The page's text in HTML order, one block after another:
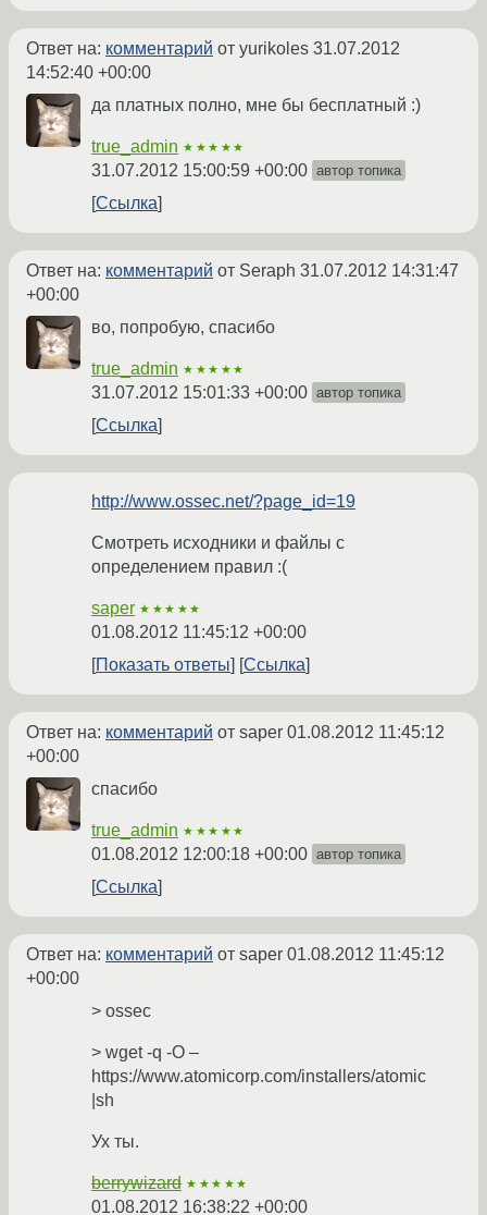
Ответ на: комментарий от yurikoles 31.07.2012
14:52:40 +00:00
да платных полно, мне бы бесплатный :)
true_admin ★★★★★
31.07.2012 15:00:59 +00:00 автор топика
Ссылка
Ответ на: комментарий от Seraph 31.07.2012 14:31:47
+00:00
во, попробую, спасибо
true_admin ★★★★★
31.07.2012 15:01:33 +00:00 автор топика
Ссылка
http://www.ossec.net/?page_id=19
Смотреть исходники и файлы с
определением правил :(
saper ★★★★★
01.08.2012 11:45:12 +00:00
Показать ответы
Ссылка
Ответ на: комментарий от saper 01.08.2012 11:45:12
+00:00
спасибо
true_admin ★★★★★
01.08.2012 12:00:18 +00:00 автор топика
Ссылка
Ответ на: комментарий от saper 01.08.2012 11:45:12
+00:00
> ossec
> wget -q -O –
https://www.atomicorp.com/installers/atomic
|sh
Ух ты.
berrywizard ★★★★★
01.08.2012 16:38:22 +00:00